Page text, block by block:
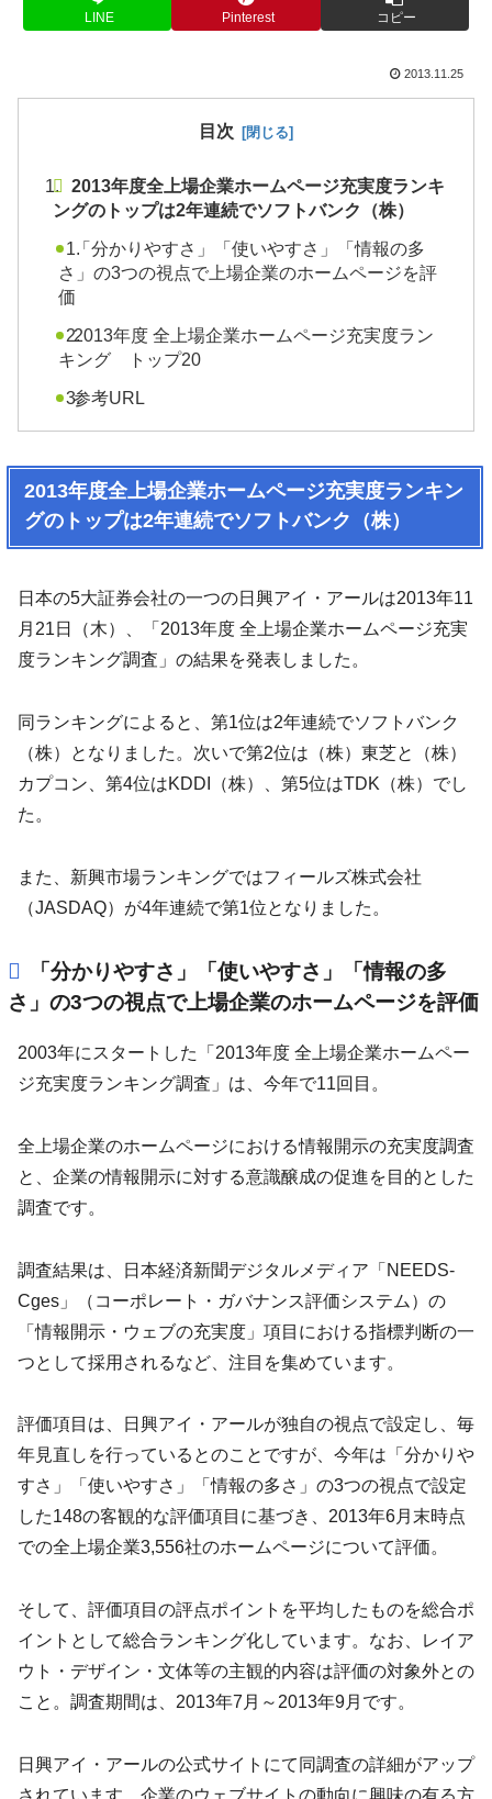
LINE Pinterest コピー
2013.11.25
目次
2013年度全上場企業ホームページ充実度ランキ
ングのトップは2年連続でソフトバンク（株）
「分かりやすさ」「使いやすさ」「情報の多
さ」の3つの視点で上場企業のホームページを評
価
2013年度 全上場企業ホームページ充実度ラン
キング トップ20
参考URL
2013年度全上場企業ホームページ充実度ランキン
グのトップは2年連続でソフトバンク（株）
日本の5大証券会社の一つの日興アイ・アールは2013年11
月21日（木）、「2013年度 全上場企業ホームページ充実
度ランキング調査」の結果を発表しました。
同ランキングによると、第1位は2年連続でソフトバンク
（株）となりました。次いで第2位は（株）東芝と（株）
カプコン、第4位はKDDI（株）、第5位はTDK（株）でし
た。
また、新興市場ランキングではフィールズ株式会社
（JASDAQ）が4年連続で第1位となりました。
「分かりやすさ」「使いやすさ」「情報の多
さ」の3つの視点で上場企業のホームページを評価
2003年にスタートした「2013年度 全上場企業ホームペー
ジ充実度ランキング調査」は、今年で11回目。
全上場企業のホームページにおける情報開示の充実度調査
と、企業の情報開示に対する意識醸成の促進を目的とした
調査です。
調査結果は、日本経済新聞デジタルメディア「NEEDS-
Cges」（コーポレート・ガバナンス評価システム）の
「情報開示・ウェブの充実度」項目における指標判断の一
つとして採用されるなど、注目を集めています。
評価項目は、日興アイ・アールが独自の視点で設定し、毎
年見直しを行っているとのことですが、今年は「分かりや
すさ」「使いやすさ」「情報の多さ」の3つの視点で設定
した148の客観的な評価項目に基づき、2013年6月末時点
での全上場企業3,556社のホームページについて評価。
そして、評価項目の評点ポイントを平均したものを総合ポ
イントとして総合ランキング化しています。なお、レイア
ウト・デザイン・文体等の主観的内容は評価の対象外との
こと。調査期間は、2013年7月～2013年9月です。
日興アイ・アールの公式サイトにて同調査の詳細がアップ
されています。企業のウェブサイトの動向に興味の有る方